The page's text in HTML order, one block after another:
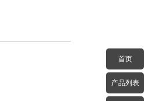
首页
产品列表